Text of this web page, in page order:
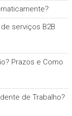
serviços B2B
Prazos e Como
de Trabalho?